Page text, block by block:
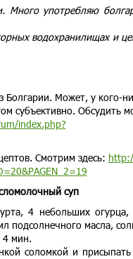
Много употребляю
водохранилищах и
Болгарии. Может, у кого-
субъективно. Обсудить
index.php?
Смотрим здесь:
суп
4 небольших
подсолнечного масла,
4 мин.
соломкой и